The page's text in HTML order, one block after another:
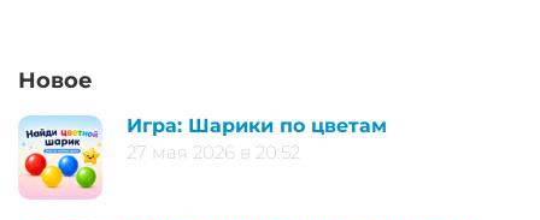
Новое
Игра: Шарики по цветам
27 мая 2026 в 20:52